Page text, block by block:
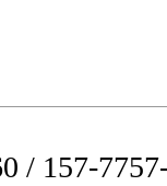
/ 157-